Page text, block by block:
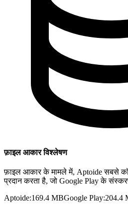
फ़ाइल आकार विश्लेषण
फ़ाइल आकार के मामले में, Aptoide सबसे
प्रदान करता है, जो Google Play के
Aptoide:169.4 MBGoogle Play:204.4